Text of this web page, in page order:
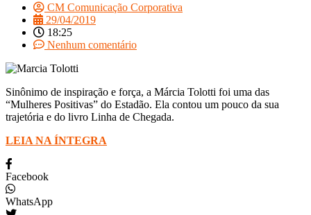
CM Comunicação Corporativa
29/04/2019
18:25
Nenhum comentário
Sinônimo de inspiração e força, a Márcia Tolotti foi uma das
“Mulheres Positivas” do Estadão. Ela contou um pouco da sua
trajetória e do livro Linha de Chegada.
LEIA NA ÍNTEGRA
Facebook
WhatsApp